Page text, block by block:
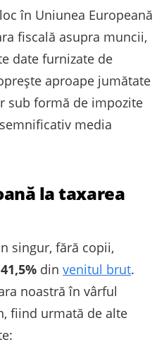
în Uniunea Europeană
fiscală asupra muncii,
date furnizate de
aproape jumătate
sub formă de impozite
media
la taxarea
singur, fără copii,
41,5% din venitul brut.
noastră în vârful
fiind urmată de alte